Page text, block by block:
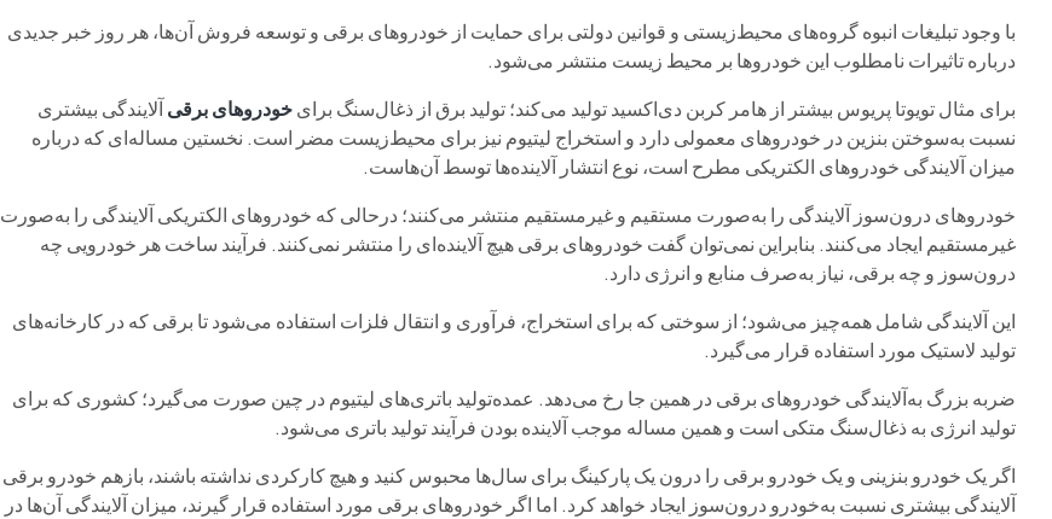
با وجود تبلیغات انبوه گروه‌های محیط‌زیستی و قوانین دولتی برای حمایت از خودروهای برقی و توسعه فروش آن‌ها، هر روز خبر جدیدی
درباره تاثیرات نامطلوب این خودروها بر محیط‌ زیست منتشر می‌شود.
برای مثال تویوتا پریوس بیشتر از هامر کربن دی‌اکسید تولید می‌کند؛ تولید برق از ذغال‌سنگ برایخودروهای برقیآلایندگی بیشتری
نسبت به‌سوختن بنزین در خودروهای معمولی دارد و استخراج لیتیوم نیز برای محیط‌زیست مضر است. نخستین مساله‌ای که درباره
میزان آلایندگی خودروهای الکتریکی مطرح است، نوع انتشار آلاینده‌ها توسط آن‌هاست.
خودروهای درون‌سوز آلایندگی را به‌صورت مستقیم و غیرمستقیم منتشر می‌کنند؛ درحالی که خودروهای الکتریکی آلایندگی را به‌صورت
غیرمستقیم ایجاد می‌کنند. بنابراین نمی‌توان گفت خودروهای برقی هیچ آلاینده‌ای را منتشر نمی‌کنند. فرآیند ساخت هر خودرویی چه
درون‌سوز و چه برقی، نیاز به‌صرف منابع و انرژی دارد.
این آلایندگی شامل همه‌چیز می‌شود؛ از سوختی که برای استخراج، فرآوری و انتقال فلزات استفاده می‌شود تا برقی که در کارخانه‌های
تولید لاستیک مورد استفاده قرار می‌گیرد.
ضربه بزرگ به‌آلایندگی خودروهای برقی در همین جا رخ می‌دهد. عمده‌تولید باتری‌های لیتیوم در چین صورت می‌گیرد؛ کشوری که برای
تولید انرژی به ذغال‌سنگ متکی است و همین مساله موجب آلاینده بودن فرآیند تولید باتری می‌شود.
اگر یک خودرو بنزینی و یک خودرو برقی را درون یک پارکینگ برای سال‌ها محبوس کنید و هیچ کارکردی نداشته باشند، بازهم خودرو برقی
آلایندگی بیشتری نسبت به‌خودرو درون‌سوز ایجاد خواهد کرد. اما اگر خودروهای برقی مورد استفاده قرار گیرند، میزان آلایندگی آن‌ها در